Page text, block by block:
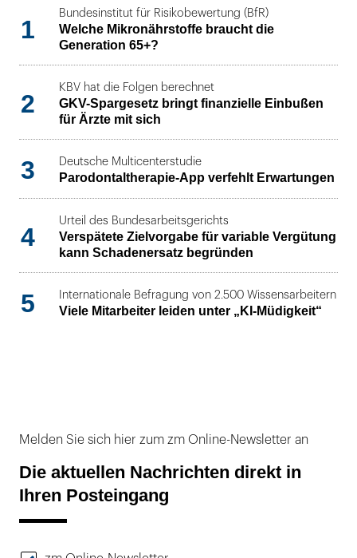
1
Bundesinstitut für Risikobewertung (BfR)
Welche Mikronährstoffe braucht die
Generation 65+?
2
KBV hat die Folgen berechnet
GKV-Spargesetz bringt finanzielle Einbußen
für Ärzte mit sich
3 Deutsche Multicenterstudie
Parodontaltherapie-App verfehlt Erwartungen
4
Urteil des Bundesarbeitsgerichts
Verspätete Zielvorgabe für variable Vergütung
kann Schadenersatz begründen
5 Internationale Befragung von 2.500 Wissensarbeitern
Viele Mitarbeiter leiden unter „KI-Müdigkeit“
Melden Sie sich hier zum zm Online-Newsletter an
Die aktuellen Nachrichten direkt in
Ihren Posteingang